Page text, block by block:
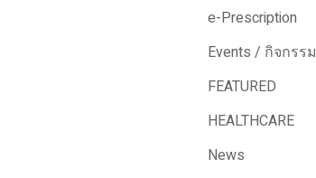
e-Prescription
Events / กิจกรรม
FEATURED
HEALTHCARE
News